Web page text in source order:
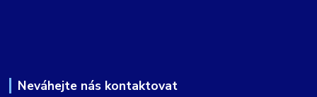
Neváhejte nás kontaktovat